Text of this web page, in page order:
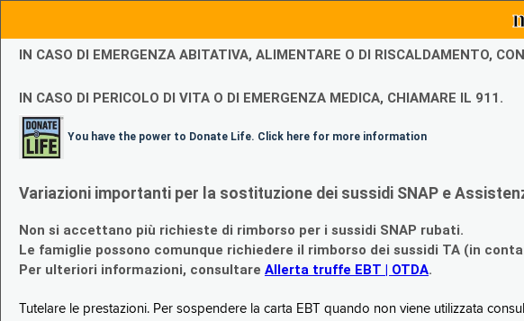
IN CASO DI EMERGENZA ABITATIVA, ALIMENTARE O DI RISCALDAMENTO,
IN CASO DI PERICOLO DI VITA O DI EMERGENZA MEDICA, CHIAMARE IL 911.
You have the power to Donate Life. Click here for more information
Variazioni importanti per la sostituzione dei sussidi SNAP e
Non si accettano più richieste di rimborso per i sussidi SNAP rubati.
Le famiglie possono comunque richiedere il rimborso dei sussidi TA (in
Per ulteriori informazioni, consultare Allerta truffe EBT | OTDA.
Tutelare le prestazioni. Per sospendere la carta EBT quando non viene utilizzata